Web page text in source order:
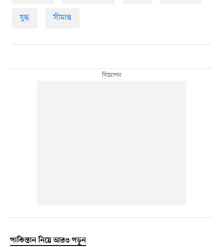
যুদ্ধ সীমান্ত
পাকিস্তান নিয়ে আরও পড়ুন